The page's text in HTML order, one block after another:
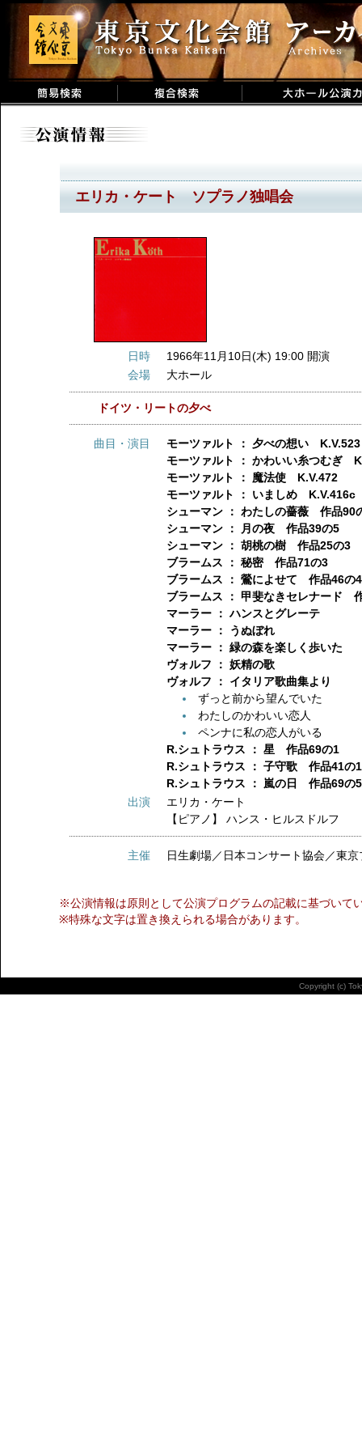
エリカ・ケート ソプラノ独唱会
日時
1966年11月10日(木) 19:00 開演
会場
大ホール
ドイツ・リートの夕べ
曲目・演目
モーツァルト ： 夕べの想い K.V.523
モーツァルト ： かわいい糸つむぎ
モーツァルト ： 魔法使 K.V.472
モーツァルト ： いましめ K.V.416c
シューマン ： わたしの薔薇 作品90
シューマン ： 月の夜 作品39の5
シューマン ： 胡桃の樹 作品25の3
ブラームス ： 秘密 作品71の3
ブラームス ： 鶯によせて 作品46の4
ブラームス ： 甲斐なきセレナード
マーラー ： ハンスとグレーテ
マーラー ： うぬぼれ
マーラー ： 緑の森を楽しく歩いた
ヴォルフ ： 妖精の歌
ヴォルフ ： イタリア歌曲集より
ずっと前から望んでいた
わたしのかわいい恋人
ペンナに私の恋人がいる
R.シュトラウス ： 星 作品69の1
R.シュトラウス ： 子守歌 作品41の1
R.シュトラウス ： 嵐の日 作品69の5
出演
エリカ・ケート
【ピアノ】ハンス・ヒルスドルフ
主催 日生劇場／日本コンサート協会／東
※公演情報は原則として公演プログラムの記載に基づいて
※特殊な文字は置き換えられる場合があります。
Copyright (c)